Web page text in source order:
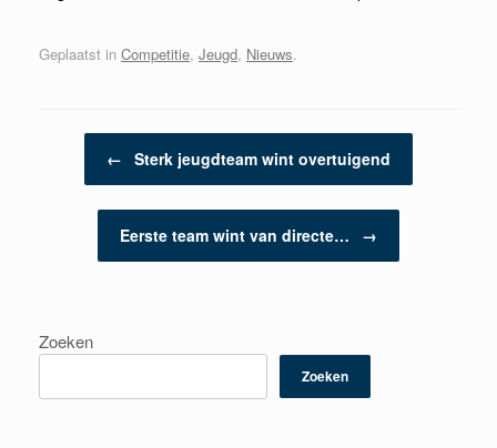
Geplaatst in Competitie, Jeugd, Nieuws.
Berichtnavigatie
← Sterk jeugdteam wint overtuigend
Eerste team wint van directe… →
Zoeken
Zoeken